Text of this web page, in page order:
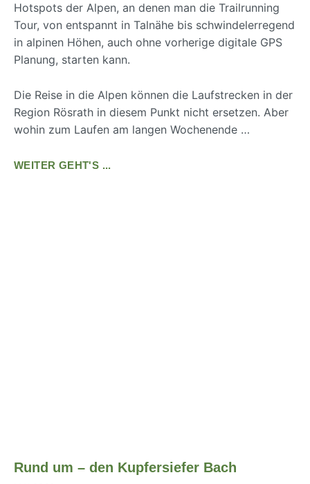
Hotspots der Alpen, an denen man die Trailrunning
Tour, von entspannt in Talnähe bis schwindelerregend
in alpinen Höhen, auch ohne vorherige digitale GPS
Planung, starten kann.
Die Reise in die Alpen können die Laufstrecken in der
Region Rösrath in diesem Punkt nicht ersetzen. Aber
wohin zum Laufen am langen Wochenende …
WEITER GEHT'S ...
Rund um – den Kupfersiefer Bach